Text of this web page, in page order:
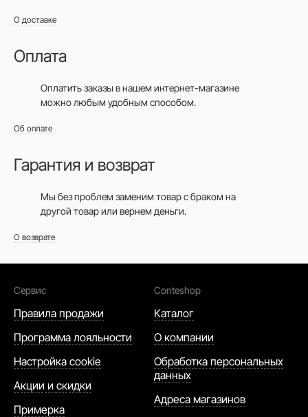
О доставке
Оплата
Оплатить заказы в нашем интернет-магазине
можно любым удобным способом.
Об оплате
Гарантия и возврат
Мы без проблем заменим товар с браком на
другой товар или вернем деньги.
О возврате
Сервис
Правила продажи
Программа лояльности
Настройка cookie
Акции и скидки
Примерка
Conteshop
Каталог
О компании
Обработка персональных
данных
Адреса магазинов